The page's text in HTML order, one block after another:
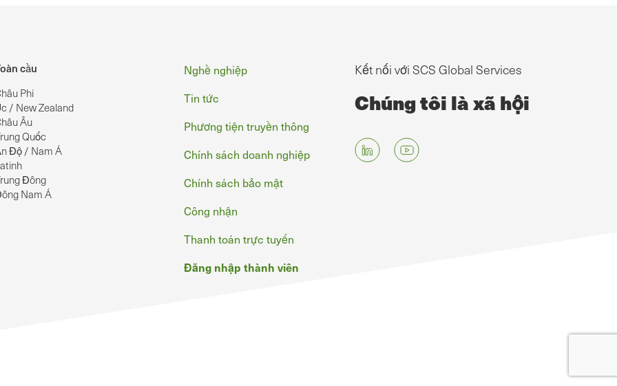
cầu
Phi
/ New Zealand
Âu
Quốc
Độ / Nam Á
Đông
Nam Á
Chân
Nghề nghiệp
Tin tức
Phương tiện truyền thông
Chính sách doanh nghiệp
Chính sách bảo mật
Công nhận
Thanh toán trực tuyến
Đăng nhập thành viên
Kết nối với SCS Global Services
Chúng tôi là xã hội